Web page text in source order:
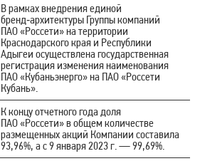
В рамках внедрения единой
бренд‑архитектуры Группы компаний
ПАО «Россети» на территории
Краснодарского края и Республики
Адыгеи осуществлена государственная
регистрация изменения наименования
ПАО «Кубаньэнерго» на ПАО «Россети
Кубань».
К концу отчетного года доля
ПАО «Россети» в общем количестве
размещенных акций Компании составила
93,96%, а с 9 января 2023 г. — 99,69%.